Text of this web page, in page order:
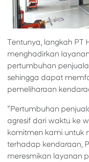
Tentunya, langkah PT
menghadirkan
pertumbuhan
sehingga dapat
pemeliharaan
“Pertumbuhan
agresif dari waktu ke
komitmen kami untuk
terhadap kendaraan,
meresmikan layanan